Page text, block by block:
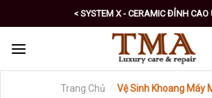
to
content
< SYSTEM X - CERAMIC ĐỈNH CAO
< PRO - TỰ CHĂM SÓC XE SỐ 1 >
Trang Chủ / Vệ Sinh Khoang Máy